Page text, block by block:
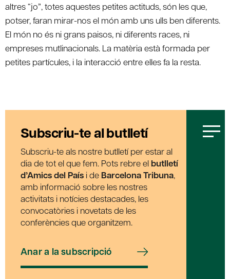
altres “jo”, totes aquestes petites actituds, són les que,
potser, faran mirar-nos el món amb uns ulls ben diferents.
El món no és ni grans paisos, ni diferents races, ni
empreses mutlinacionals. La matèria està formada per
petites partícules, i la interacció entre elles fa la resta.
Subscriu-te al butlletí
Subscriu-te als nostre butlletí per estar al
dia de tot el que fem. Pots rebre el butlletí
d’Amics del País i de Barcelona Tribuna,
amb informació sobre les nostres
activitats i notícies destacades, les
convocatòries i novetats de les
conferències que organitzem.
Anar a la subscripció